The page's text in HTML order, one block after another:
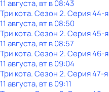
11 августа, вт в 08:43
Три кота. Сезон 2. Серия 44-я
11 августа, вт в 08:50
Три кота. Сезон 2. Серия 45-я
11 августа, вт в 08:57
Три кота. Сезон 2. Серия 46-я
11 августа, вт в 09:04
Три кота. Сезон 2. Серия 47-я
11 августа, вт в 09:11